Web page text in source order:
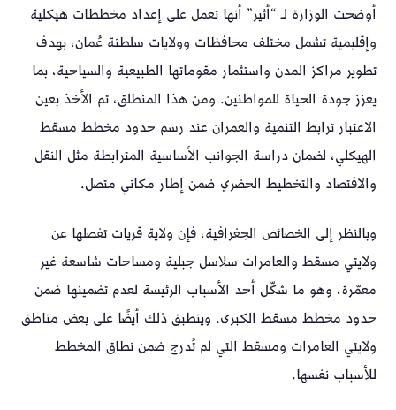
أوضحت الوزارة لـ “أثير” أنها تعمل على إعداد مخططات هيكلية
وإقليمية تشمل مختلف محافظات وولايات سلطنة عُمان، بهدف
تطوير مراكز المدن واستثمار مقوماتها الطبيعية والسياحية، بما
يعزز جودة الحياة للمواطنين. ومن هذا المنطلق، تم الأخذ بعين
الاعتبار ترابط التنمية والعمران عند رسم حدود مخطط مسقط
الهيكلي، لضمان دراسة الجوانب الأساسية المترابطة مثل النقل
والاقتصاد والتخطيط الحضري ضمن إطار مكاني متصل.
وبالنظر إلى الخصائص الجغرافية، فإن ولاية قريات تفصلها عن
ولايتي مسقط والعامرات سلاسل جبلية ومساحات شاسعة غير
معمّرة، وهو ما شكّل أحد الأسباب الرئيسة لعدم تضمينها ضمن
حدود مخطط مسقط الكبرى. وينطبق ذلك أيضًا على بعض مناطق
ولايتي العامرات ومسقط التي لم تُدرج ضمن نطاق المخطط
للأسباب نفسها.